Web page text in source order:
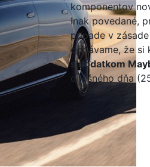
komponentov
Inak povedané,
prípade v
dodávame, že si
s dodatkom
dnešného dňa